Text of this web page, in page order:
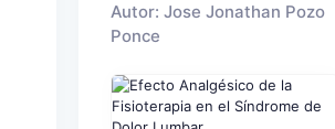
Autor: Jose Jonathan Pozo
Ponce